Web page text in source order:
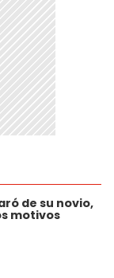
de su novio,
motivos